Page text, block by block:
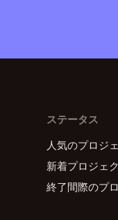
ステータス
人気のプロジ
新着プロジェ
終了間際のプ